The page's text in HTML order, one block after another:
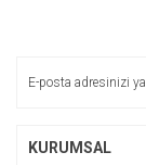
KURUMSAL